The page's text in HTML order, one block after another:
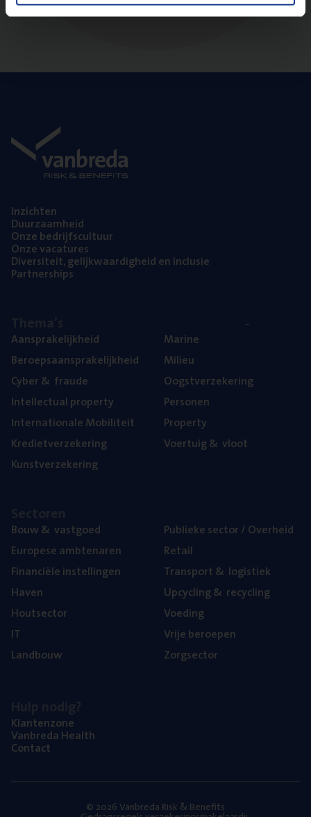
Inzich­ten
Duur­zaam­heid
Onze bedrijfs­cul­tuur
Onze vaca­tu­res
Diver­si­teit, gelijk­waar­dig­heid en inclusie
Part­ner­ships
Aan­spra­ke­lijk­heid
Beroeps­aan­spra­ke­lijk­heid
Cyber& fraude
Intel­lec­tu­al property
Inter­na­ti­o­na­le Mobiliteit
Kre­diet­ver­ze­ke­ring
Kunst­ver­ze­ke­ring
Mari­ne
Mili­eu
Oogst­ver­ze­ke­ring
Per­so­nen
Pro­per­ty
Voer­tuig& vloot
Bouw& vastgoed
Euro­pe­se ambtenaren
Finan­ci­ë­le instellingen
Haven
Hout­sec­tor
IT
Land­bouw
Publie­ke sec­tor / Overheid
Retail
Trans­port& logistiek
Upcy­cling& recycling
Voe­ding
Vrije beroe­pen
Zorg­sec­tor
Klan­ten­zo­ne
Van­b­re­da Health
Con­tact
© 2026 Vanbreda Risk & Benefits